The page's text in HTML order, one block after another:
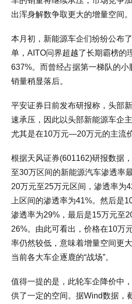
出浑身解数争取更大的增量空间。
本月初，新能源车企们纷纷公布
单，AITO问界超越了长期霸榜的
637%。而曾经占据第一梯队的
销量稍显落后。
平安证券日前发布研报称，头部
速承压，因此以头部新能源车企
尤其是在10万元—20万元的主流
根据天风证券(601162)研报数据
至30万区间的新能源汽车渗透率
20万元至25万元区间，渗透率为
上区间的渗透率为41%。然后是
渗透率为29%，最后是15万元至
26%。由此可看出，价格在10万
率仍然较低，意味着增量空间更
当前各大车企逐鹿的“战场”。
值得一提的是，此轮车企降价中
供了一定的空间。据Wind数据，